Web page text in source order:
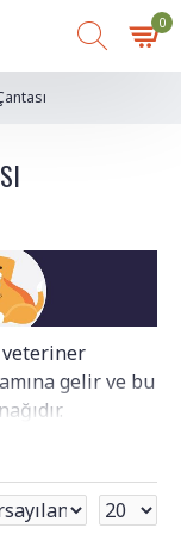
0
veteriner
gelir ve bu
kaçabilir.Kedi
dostunuzu